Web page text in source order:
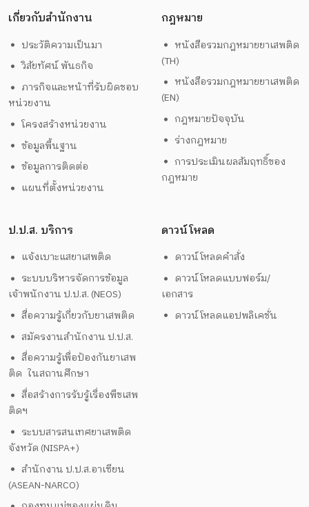
เกี่ยวกับสำนักงาน
ประวัติความเป็นมา
วิสัยทัศน์ พันธกิจ
ภารกิจและหน้าที่รับผิดชอบ
หน่วยงาน
โครงสร้างหน่วยงาน
ข้อมูลพื้นฐาน
ข้อมูลการติดต่อ
แผนที่ตั้งหน่วยงาน
กฎหมาย
หนังสือรวมกฎหมายยาเสพติด
(TH)
หนังสือรวมกฎหมายยาเสพติด
(EN)
กฎหมายปัจจุบัน
ร่างกฎหมาย
การประเมินผลสัมฤทธิ์ของ
กฎหมาย
ป.ป.ส. บริการ
แจ้งเบาะแสยาเสพติด
ระบบบริหารจัดการข้อมูล
เจ้าพนักงาน ป.ป.ส. (NEOS)
สื่อความรู้เกี่ยวกับยาเสพติด
สมัครงานสำนักงาน ป.ป.ส.
สื่อความรู้เพื่อป้องกันยาเสพ
ติด ในสถานศึกษา
สื่อสร้างการรับรู้เรื่องพืชเสพ
ติดฯ
ระบบสารสนเทศยาเสพติด
จังหวัด (NISPA+)
สำนักงาน ป.ป.ส.อาเซียน
(ASEAN-NARCO)
ดาวน์โหลด
ดาวน์โหลดคำสั่ง
ดาวน์โหลดแบบฟอร์ม/
เอกสาร
ดาวน์โหลดแอปพลิเคชั่น